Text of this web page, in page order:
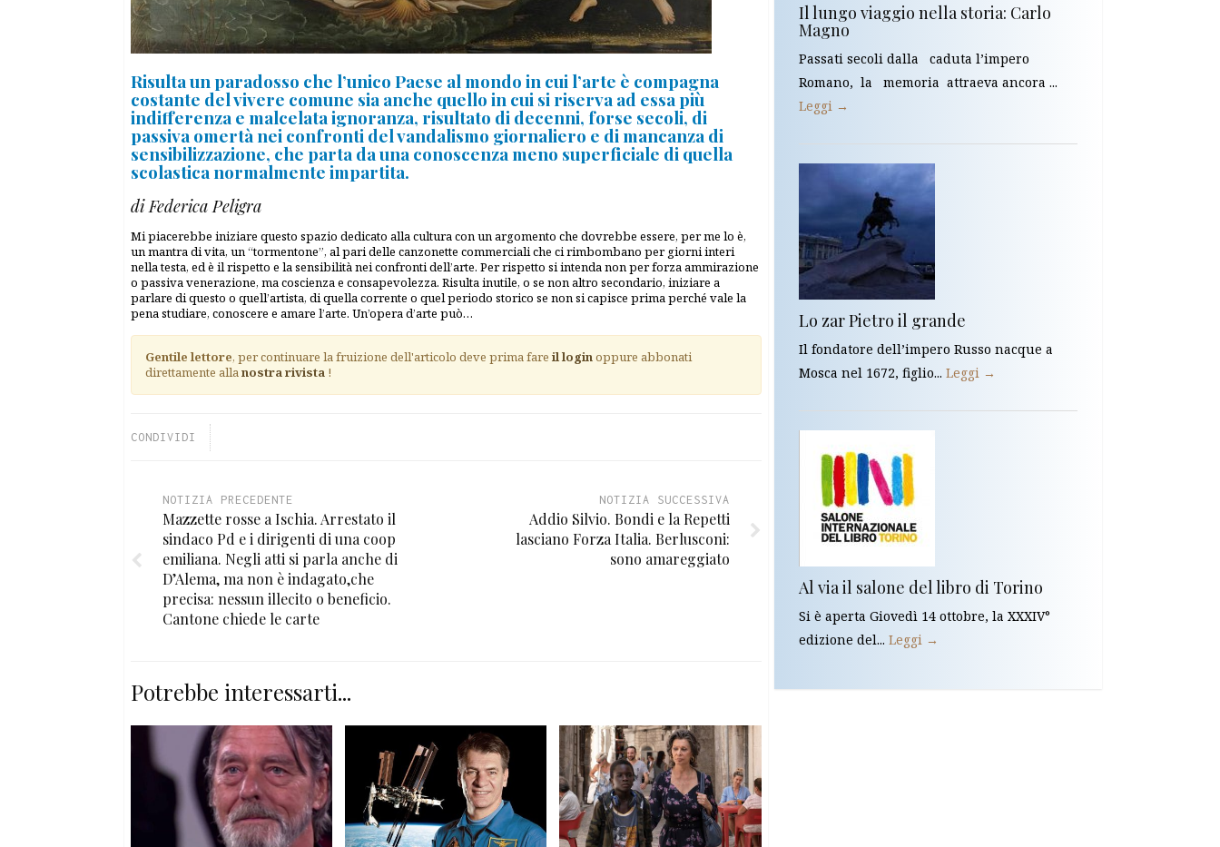
Risulta un paradosso che l’unico Paese al mondo in cui l’arte è compagna
costante del vivere comune sia anche quello in cui si riserva ad essa più
indifferenza e malcelata ignoranza, risultato di decenni, forse secoli, di
passiva omertà nei confronti del vandalismo giornaliero e di mancanza di
sensibilizzazione, che parta da una conoscenza meno superficiale di quella
scolastica normalmente impartita.
di Federica Peligra
Mi piacerebbe iniziare questo spazio dedicato alla cultura con un argomento che dovrebbe essere, per me lo è,
un mantra di vita, un “tormentone”, al pari delle canzonette commerciali che ci rimbombano per giorni interi
nella testa, ed è il rispetto e la sensibilità nei confronti dell’arte. Per rispetto si intenda non per forza ammirazione
o passiva venerazione, ma coscienza e consapevolezza. Risulta inutile, o se non altro secondario, iniziare a
parlare di questo o quell’artista, di quella corrente o quel periodo storico se non si capisce prima perché vale la
pena studiare, conoscere e amare l’arte. Un’opera d’arte può…
Gentile lettore, per continuare la fruizione dell'articolo deve prima fare il loginoppure abbonati
direttamente allanostra rivista !
CONDIVIDI
NOTIZIA PRECEDENTE
Mazzette rosse a Ischia. Arrestato il
sindaco Pd e i dirigenti di una coop
emiliana. Negli atti si parla anche di
D’Alema, ma non è indagato,che
precisa: nessun illecito o beneficio.
Cantone chiede le carte
NOTIZIA SUCCESSIVA
Addio Silvio. Bondi e la Repetti
lasciano Forza Italia. Berlusconi:
sono amareggiato
Potrebbe interessarti...
Il lungo viaggio nella storia: Carlo
Magno
Passati secoli dalla caduta l’impero
Romano, la memoria attraeva ancora ...
Leggi →
Lo zar Pietro il grande
Il fondatore dell’impero Russo nacque a
Mosca nel 1672, figlio... Leggi →
Al via il salone del libro di Torino
Si è aperta Giovedì 14 ottobre, la XXXIV°
edizione del... Leggi →